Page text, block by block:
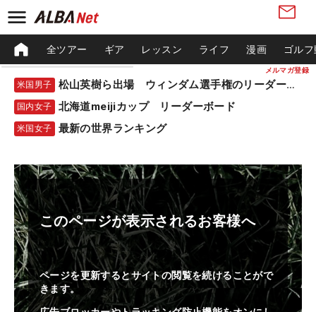
メルマガ登録
全ツアー ギア レッスン ライフ 漫画 ゴル
米国男子 松山英樹ら出場 ウィンダム選手権のリーダーボード
国内女子 北海道meijiカップ リーダーボード
米国女子 最新の世界ランキング
このページが表示されるお客様へ
ページを更新するとサイトの閲覧を続けることがで
きます。